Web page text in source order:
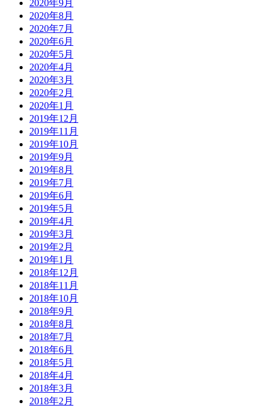
2020年9月
2020年8月
2020年7月
2020年6月
2020年5月
2020年4月
2020年3月
2020年2月
2020年1月
2019年12月
2019年11月
2019年10月
2019年9月
2019年8月
2019年7月
2019年6月
2019年5月
2019年4月
2019年3月
2019年2月
2019年1月
2018年12月
2018年11月
2018年10月
2018年9月
2018年8月
2018年7月
2018年6月
2018年5月
2018年4月
2018年3月
2018年2月